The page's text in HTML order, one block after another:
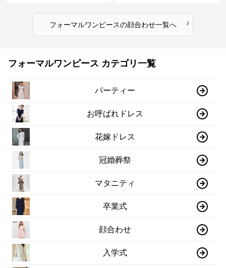
フォーマルワンピースの顔合わせ一覧へ ›
フォーマルワンピース カテゴリ一覧
パーティー
お呼ばれドレス
花嫁ドレス
冠婚葬祭
マタニティ
卒業式
顔合わせ
入学式